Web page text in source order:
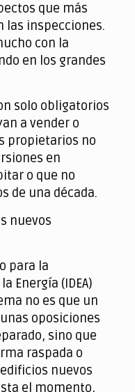
que más
inspecciones.
con la
en los grandes
solo obligatorios
a vender o
propietarios no
en
o que no
de una década.
nuevos
para la
Energía (IDEA)
no es que un
oposiciones
sino que
raspada o
nuevos
el momento,